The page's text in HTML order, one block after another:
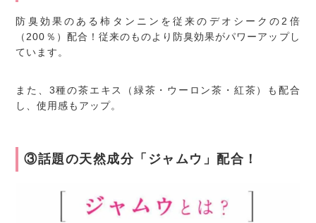
防臭効果のある柿タンニンを従来のデオシークの2倍
（200％）配合！従来のものより防臭効果がパワーアップし
ています。
また、3種の茶エキス（緑茶・ウーロン茶・紅茶）も配合
し、使用感もアップ。
③話題の天然成分「ジャムウ」配合！